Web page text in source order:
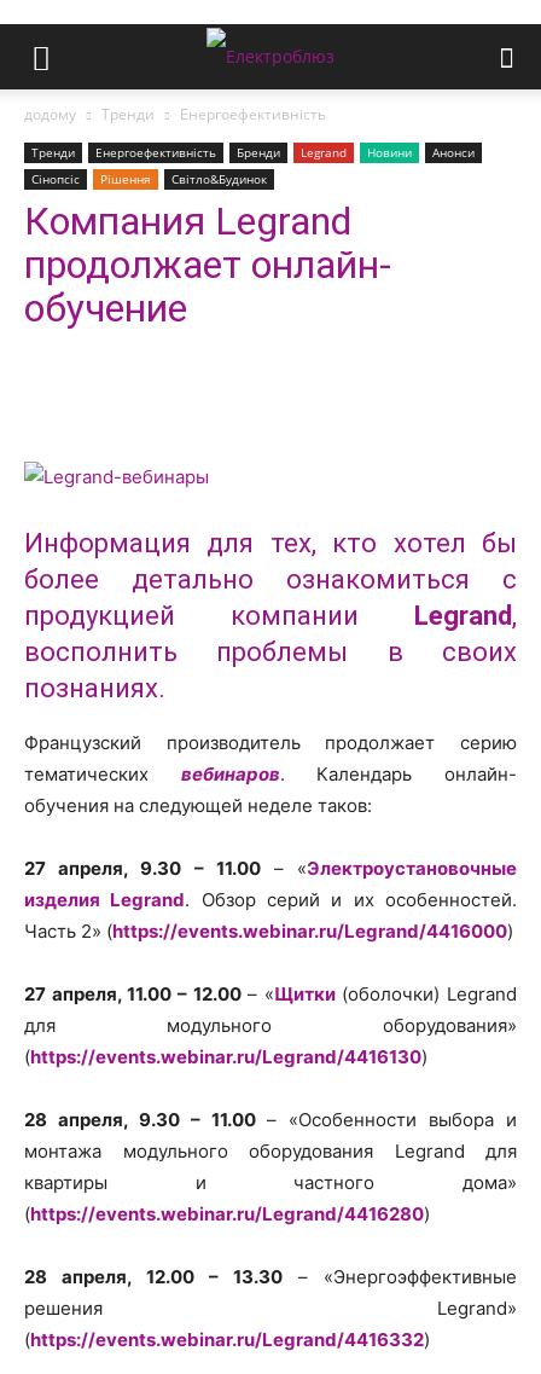
додому Тренди Енергоефективність
Тренди Енергоефективність Бренди Legrand Новини
Анонси
Сінопсіс
Рішення Світло&Будинок
Компания Legrand
продолжает онлайн-
обучение
Информация для тех, кто хотел бы
более детально ознакомиться с
продукцией компании Legrand,
восполнить проблемы в своих
познаниях.
Французский производитель продолжает серию
тематических вебинаров. Календарь онлайн-
обучения на следующей неделе таков:
27 апреля, 9.30 – 11.00– «Электроустановочные
изделия Legrand. Обзор серий и их особенностей.
Часть 2» (https://events.webinar.ru/Legrand/4416000)
27 апреля, 11.00 – 12.00– «Щитки(оболочки) Legrand
для модульного оборудования»
(https://events.webinar.ru/Legrand/4416130)
28 апреля, 9.30 – 11.00– «Особенности выбора и
монтажа модульного оборудования Legrand для
квартиры и частного дома»
(https://events.webinar.ru/Legrand/4416280)
28 апреля, 12.00 – 13.30 – «Энергоэффективные
решения Legrand»
(https://events.webinar.ru/Legrand/4416332)